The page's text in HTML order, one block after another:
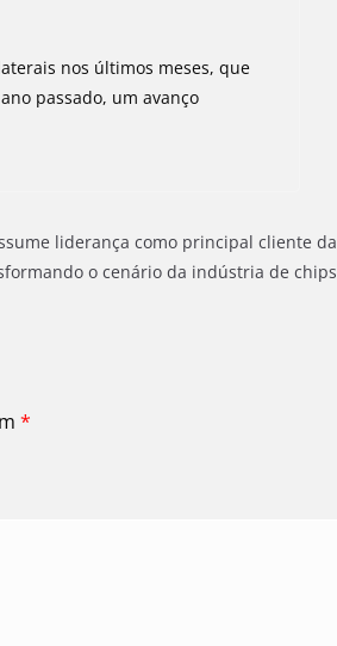
nos últimos meses, que
passado, um avanço
liderança como principal cliente da
o cenário da indústria de chips
*